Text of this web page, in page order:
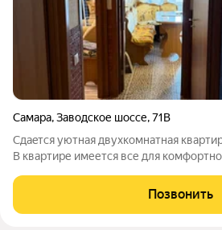
Самара,Заводское шоссе,71В
Сдаeтcя уютнaя двухкомнатная
В квартире имеется все для
развязка, можно уехать в любую точку
минутах ходьбы. Рядом различные
Позвонить